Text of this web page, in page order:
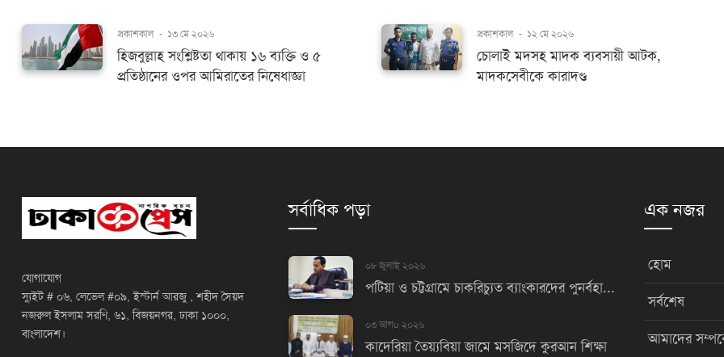
প্রকাশকাল - ১৩ মে ২০২৬
হিজবুল্লাহ সংশ্লিষ্টতা থাকায় ১৬ ব্যক্তি ও ৫
প্রতিষ্ঠানের ওপর আমিরাতের নিষেধাজ্ঞা
প্রকাশকাল - ১২ মে ২০২৬
চোলাই মদসহ মাদক ব্যবসায়ী আটক,
মাদকসেবীকে কারাদণ্ড
যোগাযোগ
স্যুইট # ০৬, লেভেল #০৯, ইস্টার্ন আরজু , শহীদ সৈয়দ
নজরুল ইসলাম সরণি, ৬১, বিজয়নগর, ঢাকা ১০০০,
বাংলাদেশ।
সর্বাধিক পড়া
০৮ জুলাই ২০২৬
পটিয়া ও চট্টগ্রামে চাকরিচ্যুত ব্যাংকারদের পুনর্বহা...
০৩ আগu ২০২৬
কাদেরিয়া তৈয়্যবিয়া জামে মসজিদে কুরআন শিক্ষা
এক নজর
হোম
সর্বশেষ
আমাদের